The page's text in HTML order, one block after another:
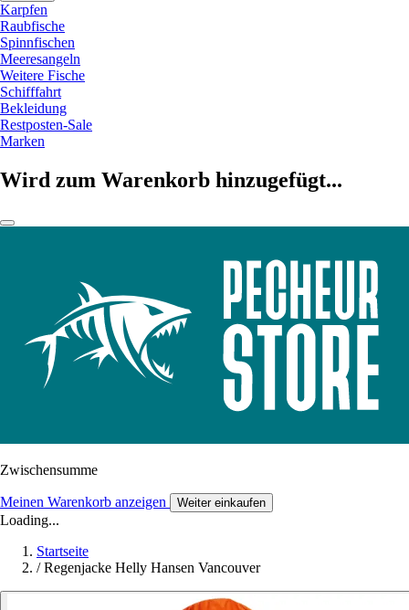
Karpfen
Raubfische
Spinnfischen
Meeresangeln
Weitere Fische
Schifffahrt
Bekleidung
Restposten-Sale
Marken
Wird zum Warenkorb hinzugefügt...
Zwischensumme
Meinen Warenkorb anzeigen Weiter einkaufen
Loading...
Startseite
/ Regenjacke Helly Hansen Vancouver